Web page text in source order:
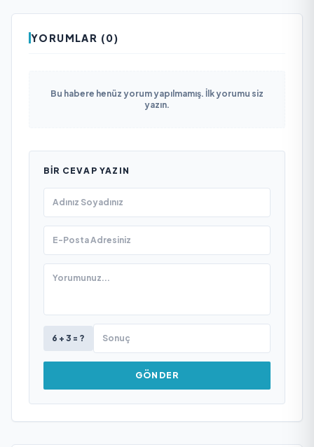
YORUMLAR (0)
Bu habere henüz yorum yapılmamış. İlk yorumu siz
yazın.
BIR CEVAP YAZIN
6 + 3 = ?
GÖNDER